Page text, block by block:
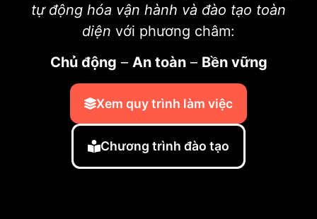
tự động hóa vận hành và đào tạo toàn
diện với phương châm:
Chủ động – An toàn– Bền vững
Xem quy trình làm việc
Chương trình đào tạo